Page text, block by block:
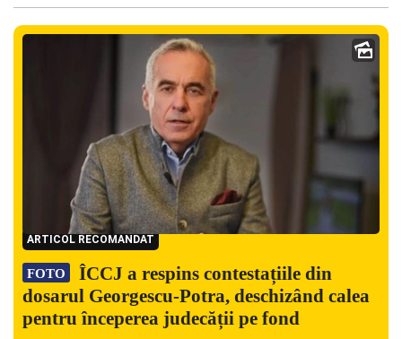
ARTICOL RECOMANDAT
FOTO
ÎCCJ a respins contestațiile din
dosarul Georgescu-Potra, deschizând calea
pentru începerea judecății pe fond